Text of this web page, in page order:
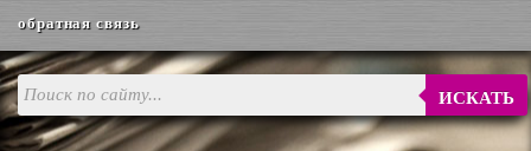
обратная связь
ИСКАТЬ